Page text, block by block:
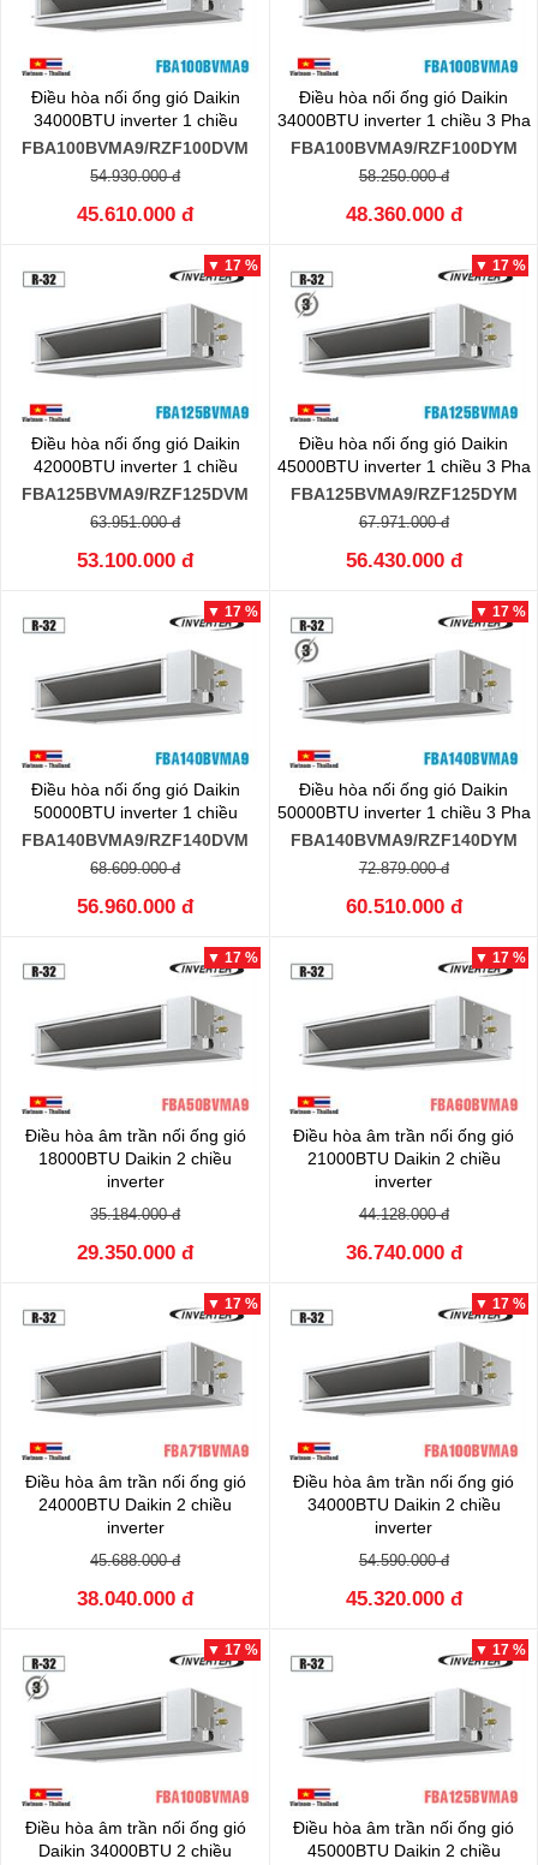
Điều hòa nối ống gió Daikin
34000BTU inverter 1 chiều
FBA100BVMA9/RZF100DVM
54.930.000 đ
45.610.000 đ
Điều hòa nối ống gió Daikin
34000BTU inverter 1 chiều 3 Pha
FBA100BVMA9/RZF100DYM
58.250.000 đ
48.360.000 đ
▼ 17 %
Điều hòa nối ống gió Daikin
42000BTU inverter 1 chiều
FBA125BVMA9/RZF125DVM
63.951.000 đ
53.100.000 đ
▼ 17 %
Điều hòa nối ống gió Daikin
45000BTU inverter 1 chiều 3 Pha
FBA125BVMA9/RZF125DYM
67.971.000 đ
56.430.000 đ
▼ 17 %
Điều hòa nối ống gió Daikin
50000BTU inverter 1 chiều
FBA140BVMA9/RZF140DVM
68.609.000 đ
56.960.000 đ
▼ 17 %
Điều hòa nối ống gió Daikin
50000BTU inverter 1 chiều 3 Pha
FBA140BVMA9/RZF140DYM
72.879.000 đ
60.510.000 đ
▼ 17 %
Điều hòa âm trần nối ống gió
18000BTU Daikin 2 chiều
inverter
FBA50BVMA9/RZA50DV2V
35.184.000 đ
29.350.000 đ
▼ 17 %
Điều hòa âm trần nối ống gió
21000BTU Daikin 2 chiều
inverter
FBA60BVMA9/RZA60DV2V
44.128.000 đ
36.740.000 đ
▼ 17 %
Điều hòa âm trần nối ống gió
24000BTU Daikin 2 chiều
inverter
FBA71BVMA9/RZA71DV1
45.688.000 đ
38.040.000 đ
▼ 17 %
Điều hòa âm trần nối ống gió
34000BTU Daikin 2 chiều
inverter
FBA100BVMA9/RZA100DV1
54.590.000 đ
45.320.000 đ
▼ 17 %
Điều hòa âm trần nối ống gió
Daikin 34000BTU 2 chiều
▼ 17 %
Điều hòa âm trần nối ống gió
45000BTU Daikin 2 chiều